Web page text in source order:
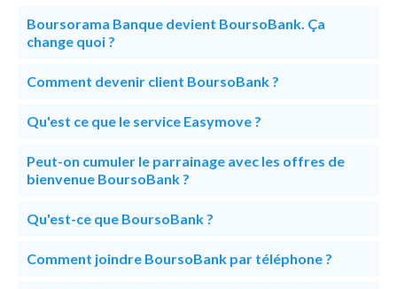
Boursorama Banque devient BoursoBank. Ça
change quoi ?
Comment devenir client BoursoBank ?
Qu'est ce que le service Easymove ?
Peut-on cumuler le parrainage avec les offres de
bienvenue BoursoBank ?
Qu'est-ce que BoursoBank ?
Comment joindre BoursoBank par téléphone ?